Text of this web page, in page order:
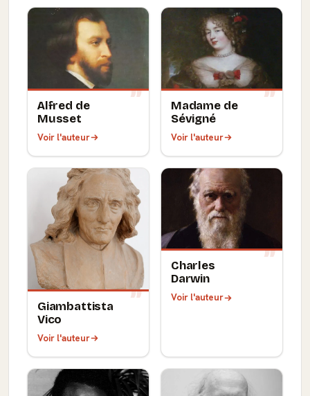
Alfred de
Musset
Voir l'auteur
Madame de
Sévigné
Voir l'auteur
Giambattista
Vico
Voir l'auteur
Charles
Darwin
Voir l'auteur